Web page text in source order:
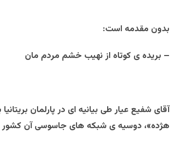
بدون مقدمه است:
– بریده ی کوتاه از نهیب خشم مردم مان
آقای شفیع عیار طی بیانیه ای در پارلمان
هژده»، دوسیه ی شبکه های جاسوسی آن کشور